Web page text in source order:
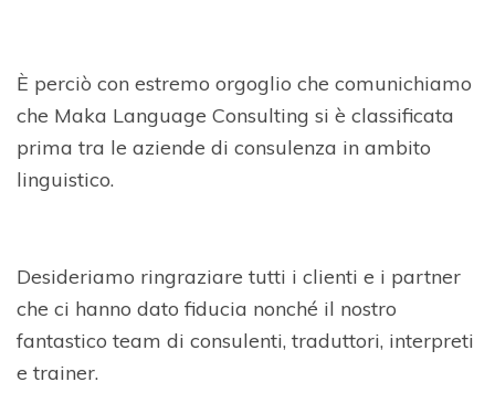
È perciò con estremo orgoglio che comunichiamo
che Maka Language Consulting si è classificata
prima tra le aziende di consulenza in ambito
linguistico.
Desideriamo ringraziare tutti i clienti e i partner
che ci hanno dato fiducia nonché il nostro
fantastico team di consulenti, traduttori, interpreti
e trainer.